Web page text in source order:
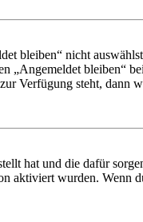
bleiben“ nicht
„Angemeldet bleiben“
Verfügung steht, dann
hat und die dafür
aktiviert wurden.